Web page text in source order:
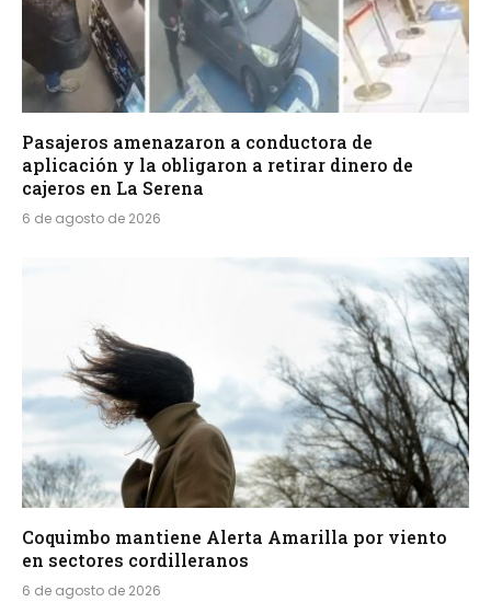
Pasajeros amenazaron a conductora de
aplicación y la obligaron a retirar dinero de
cajeros en La Serena
6 de agosto de 2026
Coquimbo mantiene Alerta Amarilla por viento
en sectores cordilleranos
6 de agosto de 2026